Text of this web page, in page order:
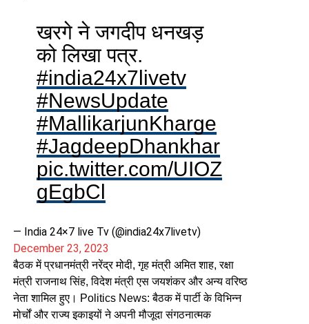
खरगे ने जगदीप धनखड़
को लिखा पत्र.
#india24x7livetv
#NewsUpdate
#MallikarjunKharge
#JagdeepDhankhar
pic.twitter.com/UIOZ
gEgbCl
— India 24×7 live Tv (@india24x7livetv)
December 23, 2023
बैठक में प्रधानमंत्री नरेंद्र मोदी, गृह मंत्री अमित शाह, रक्षा
मंत्री राजनाथ सिंह, विदेश मंत्री एस जयशंकर और अन्य वरिष्ठ
नेता शामिल हुए। Politics News: बैठक में पार्टी के विभिन्न
मोर्चों और राज्य इकाइयों ने अपनी मौजूदा संगठनात्मक